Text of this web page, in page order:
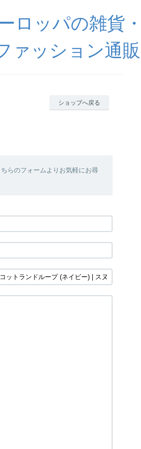
ロッパの雑貨・
ァッション通販
ショップへ戻る
らのフォームよりお気軽にお尋